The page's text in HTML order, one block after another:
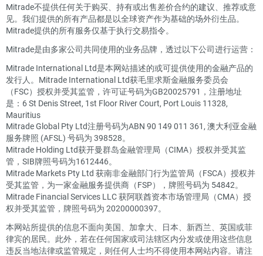
Mitrade不提供任何关于购买、持有或出售差价合约的建议、推荐或意
见。我们提供的所有产品都是以全球资产作为基础的场外衍生品。
Mitrade提供的所有服务仅基于执行交易指令。
Mitrade是由多家公司共同使用的业务品牌，透过以下公司进行运营：
Mitrade International Ltd是本网站描述的或可提供使用的金融产品的
发行人。Mitrade International Ltd获毛里求斯金融服务委员会
（FSC）授权并受其监管，许可证号码为GB20025791，注册地址
是：6 St Denis Street, 1st Floor River Court, Port Louis 11328,
Mauritius
Mitrade Global Pty Ltd注册号码为ABN 90 149 011 361, 澳大利亚金融
服务牌照 (AFSL) 号码为 398528。
Mitrade Holding Ltd获开曼群岛金融管理局（CIMA）授权并受其监
管，SIB牌照号码为1612446。
Mitrade Markets Pty Ltd 获南非金融部门行为监管局（FSCA）授权并
受其监管，为一家金融服务提供商（FSP），牌照号码为 54842。
Mitrade Financial Services LLC 获阿联酋资本市场管理局（CMA）授
权并受其监管，牌照号码为 20200000397。
本网站所提供的信息不面向美国、加拿大、日本、新西兰、英国或菲
律宾的居民。此外，若在任何国家或司法辖区内分发或使用这些信息
违反当地法律或监管规定，则任何人士均不得使用本网站内容。请注